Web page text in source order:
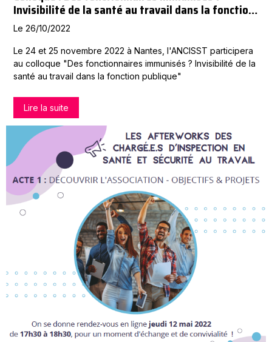
Invisibilité de la santé au travail dans la fonction
publique
Le 26/10/2022
Le 24 et 25 novembre 2022 à Nantes, l'ANCISST participera
au colloque "Des fonctionnaires immunisés ? Invisibilité de la
santé au travail dans la fonction publique"
Lire la suite